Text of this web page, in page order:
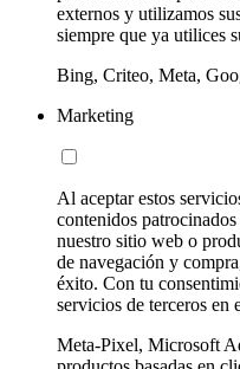
externos y utilizamos
siempre que ya utilices
Bing, Criteo, Meta,
Marketing
Al aceptar estos
contenidos
nuestro sitio web o
de navegación y
éxito. Con tu
servicios de terceros en
Meta-Pixel, Microsoft